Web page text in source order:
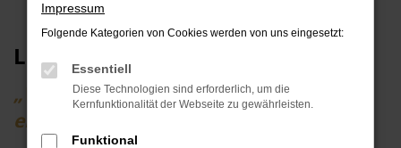
Landwirtschaft
„Was du ererbstvon deinen Vätern,
erwirb es, u
Impressum
Folgende Kategorien von Cookies werden von uns eingesetzt:
Essentiell
Diese Technologien sind erforderlich, um die
Kernfunktionalität der Webseite zu gewährleisten.
Funktional